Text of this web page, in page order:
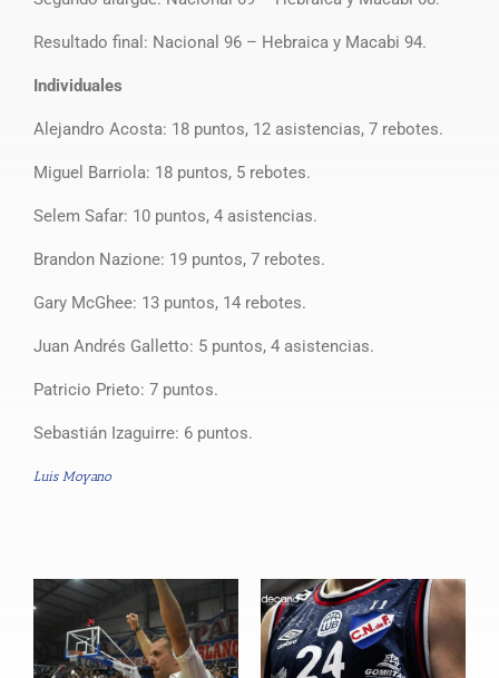
Resultado final: Nacional 96 – Hebraica y Macabi 94.
Individuales
Alejandro Acosta: 18 puntos, 12 asistencias, 7 rebotes.
Miguel Barriola: 18 puntos, 5 rebotes.
Selem Safar: 10 puntos, 4 asistencias.
Brandon Nazione: 19 puntos, 7 rebotes.
Gary McGhee: 13 puntos, 14 rebotes.
Juan Andrés Galletto: 5 puntos, 4 asistencias.
Patricio Prieto: 7 puntos.
Sebastián Izaguirre: 6 puntos.
Luis Moyano